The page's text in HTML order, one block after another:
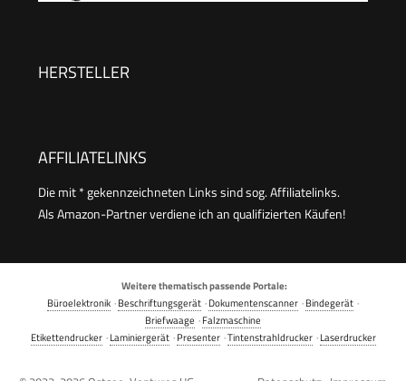
HERSTELLER
AFFILIATELINKS
Die mit * gekennzeichneten Links sind sog. Affiliatelinks.
Als Amazon-Partner verdiene ich an qualifizierten Käufen!
Weitere thematisch passende Portale:
Büroelektronik ·Beschriftungsgerät ·Dokumentenscanner ·Bindegerät ·
Briefwaage ·Falzmaschine
Etikettendrucker·Laminiergerät·Presenter·Tintenstrahldrucker·Laserdrucker